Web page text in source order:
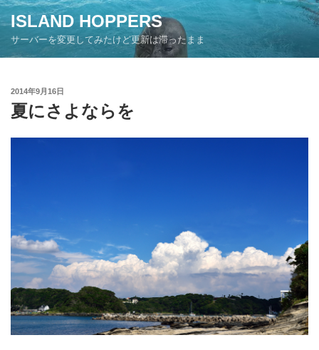
コ
ン
ン
ISLAND HOPPERS
サーバーを変更してみたけど更新は滞ったまま
投
稿
日:
2014年9月16日
夏にさよならを